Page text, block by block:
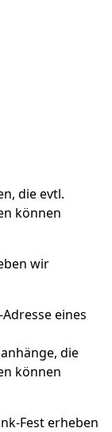
die evtl.
können
wir
eines
die
können
Fest erheben